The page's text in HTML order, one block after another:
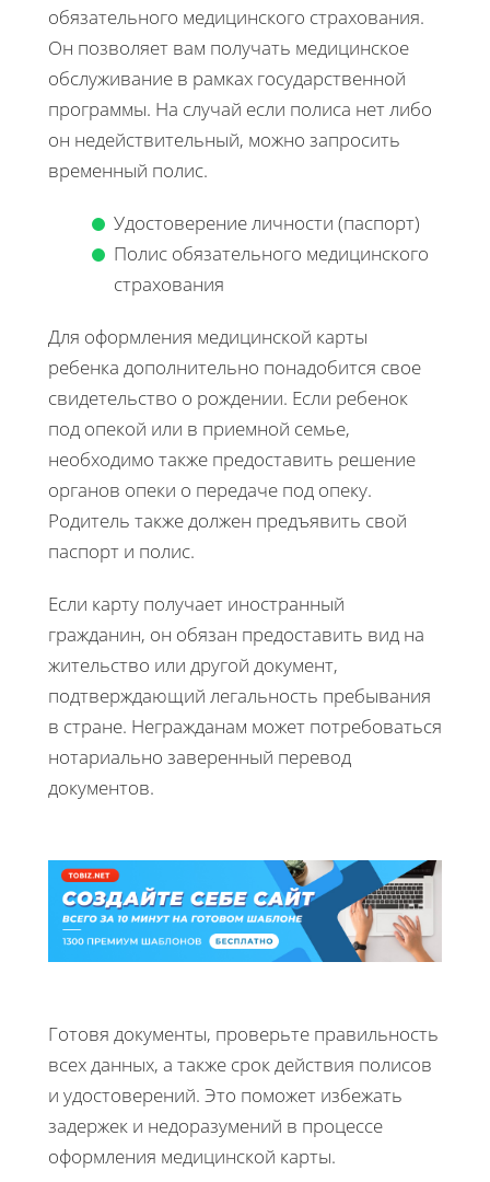
обязательного медицинского страхования.
Он позволяет вам получать медицинское
обслуживание в рамках государственной
программы. На случай если полиса нет либо
он недействительный, можно запросить
временный полис.
Удостоверение личности (паспорт)
Полис обязательного медицинского
страхования
Для оформления медицинской карты
ребенка дополнительно понадобится свое
свидетельство о рождении. Если ребенок
под опекой или в приемной семье,
необходимо также предоставить решение
органов опеки о передаче под опеку.
Родитель также должен предъявить свой
паспорт и полис.
Если карту получает иностранный
гражданин, он обязан предоставить вид на
жительство или другой документ,
подтверждающий легальность пребывания
в стране. Негражданам может потребоваться
нотариально заверенный перевод
документов.
Готовя документы, проверьте правильность
всех данных, а также срок действия полисов
и удостоверений. Это поможет избежать
задержек и недоразумений в процессе
оформления медицинской карты.